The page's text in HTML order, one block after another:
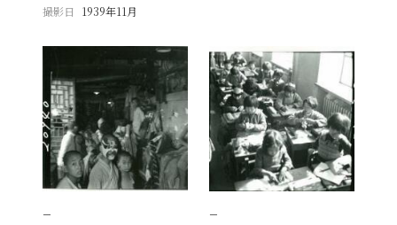
撮影日
1939年11月
− −